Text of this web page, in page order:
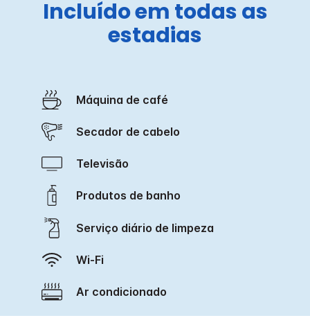
Incluído em todas as
estadias
Máquina de café
Secador de cabelo
Televisão
Produtos de banho
Serviço diário de limpeza
Wi-Fi
Ar condicionado